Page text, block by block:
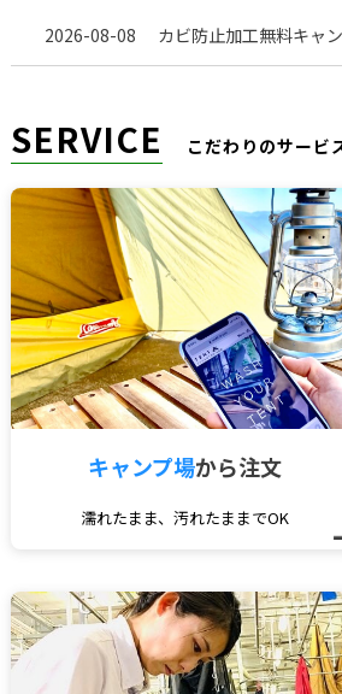
2026-08-08 カビ防止加工無料キャ
SERVICE こだわりのサービ
キャンプ場から注文
濡れたまま、汚れたままでOK